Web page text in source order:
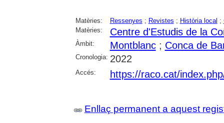
Matèries: Ressenyes ; Revistes ; Història local ;
Matèries:
Centre d'Estudis de la
Àmbit: Montblanc; Conca de
Cronologia: 2022
Accés: https://raco.cat/
Enllaç permanent a aquest